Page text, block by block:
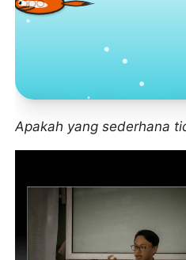
Toko Jurnal
KLIK / SENTUH UNTUK
Apakah yang sederhana